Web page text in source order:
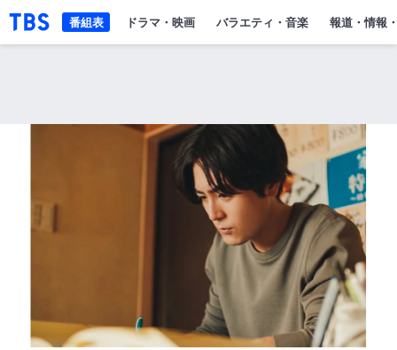
「TBSテレビ」トップページ
ドラマ・映画 バラエティ・音楽 報道・情報
番組表